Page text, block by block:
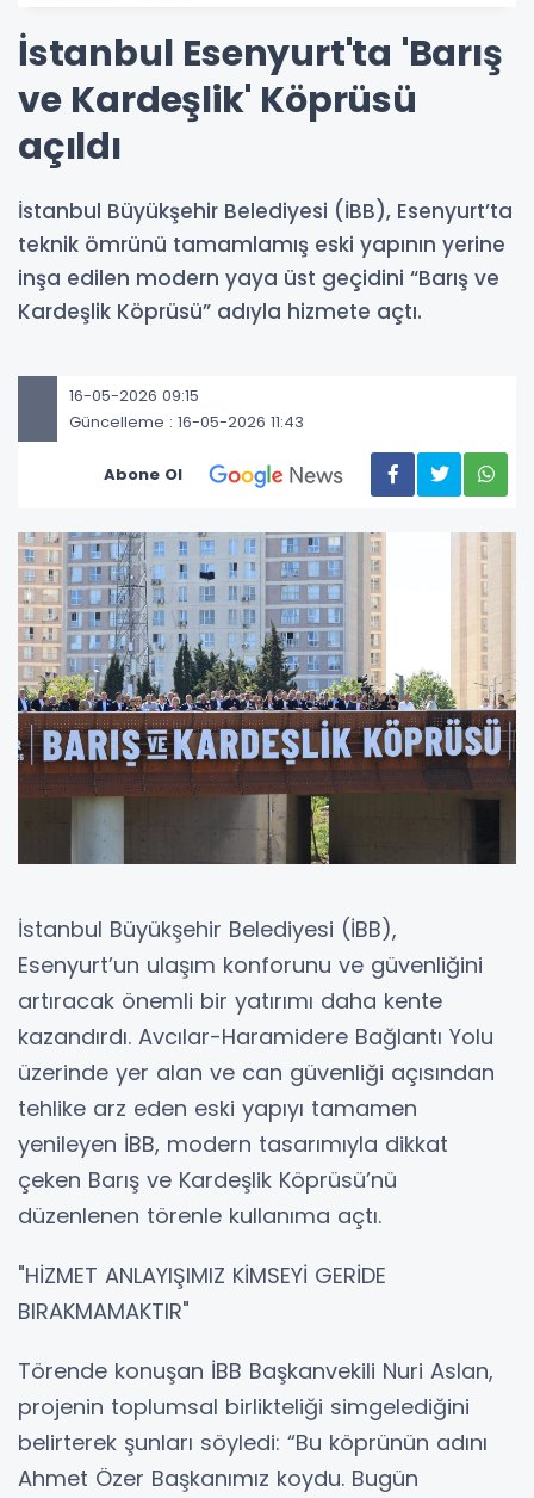
İstanbul Esenyurt'ta 'Barış
ve Kardeşlik' Köprüsü
açıldı
İstanbul Büyükşehir Belediyesi (İBB), Esenyurt’ta
teknik ömrünü tamamlamış eski yapının yerine
inşa edilen modern yaya üst geçidini “Barış ve
Kardeşlik Köprüsü” adıyla hizmete açtı.
16-05-2026 09:15
Güncelleme : 16-05-2026 11:43
Abone Ol
İstanbul Büyükşehir Belediyesi (İBB),
Esenyurt’un ulaşım konforunu ve güvenliğini
artıracak önemli bir yatırımı daha kente
kazandırdı. Avcılar-Haramidere Bağlantı Yolu
üzerinde yer alan ve can güvenliği açısından
tehlike arz eden eski yapıyı tamamen
yenileyen İBB, modern tasarımıyla dikkat
çeken Barış ve Kardeşlik Köprüsü’nü
düzenlenen törenle kullanıma açtı.
"HİZMET ANLAYIŞIMIZ KİMSEYİ GERİDE
BIRAKMAMAKTIR"
Törende konuşan İBB Başkanvekili Nuri Aslan,
projenin toplumsal birlikteliği simgelediğini
belirterek şunları söyledi: “Bu köprünün adını
Ahmet Özer Başkanımız koydu. Bugün